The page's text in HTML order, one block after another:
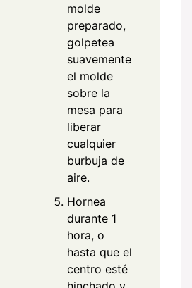
molde
preparado,
golpetea
suavemente
el molde
sobre la
mesa para
liberar
cualquier
burbuja de
aire.
Hornea
durante 1
hora, o
hasta que el
centro esté